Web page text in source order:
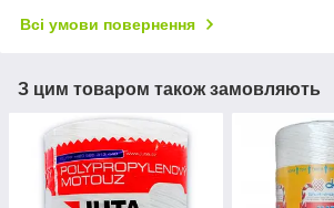
Всі умови повернення
З цим товаром також замовляють